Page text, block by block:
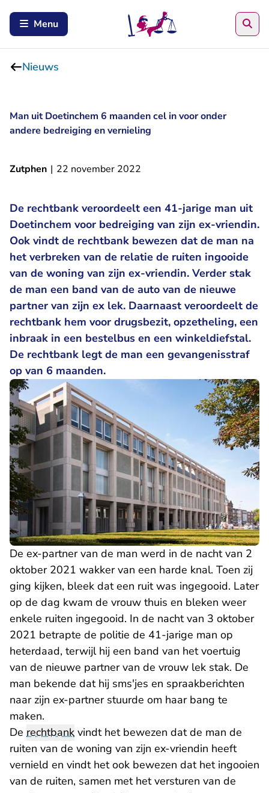
Menu
Nieuws
Man uit Doetinchem 6 maanden cel in voor onder
andere bedreiging en vernieling
Zutphen | 22 november 2022
De rechtbank veroordeelt een 41-jarige man uit
Doetinchem voor bedreiging van zijn ex-vriendin.
Ook vindt de rechtbank bewezen dat de man na
het verbreken van de relatie de ruiten ingooide
van de woning van zijn ex-vriendin. Verder stak
de man een band van de auto van de nieuwe
partner van zijn ex lek. Daarnaast veroordeelt de
rechtbank hem voor drugsbezit, opzetheling, een
inbraak in een bestelbus en een winkeldiefstal.
De rechtbank legt de man een gevangenisstraf
op van 6 maanden.
De ex-partner van de man werd in de nacht van 2
oktober 2021 wakker van een harde knal. Toen zij
ging kijken, bleek dat een ruit was ingegooid. Later
op de dag kwam de vrouw thuis en bleken weer
enkele ruiten ingegooid. In de nacht van 3 oktober
2021 betrapte de politie de 41-jarige man op
heterdaad, terwijl hij een band van het voertuig
van de nieuwe partner van de vrouw lek stak. De
man bekende dat hij sms'jes en spraakberichten
naar zijn ex-partner stuurde om haar bang te
maken.
De rechtbank vindt het bewezen dat de man de
ruiten van de woning van zijn ex-vriendin heeft
vernield en vindt het ook bewezen dat het ingooien
van de ruiten, samen met het versturen van de